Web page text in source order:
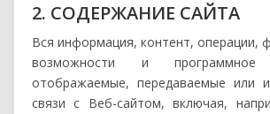
2. СОДЕРЖАНИЕ САЙТА
Вся информация, контент, операции,
возможности и программное
отображаемые, передаваемые или
связи с Веб-сайтом, включая,